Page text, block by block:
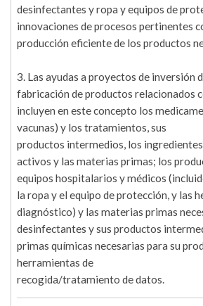
desinfectantes y ropa y equipos de
innovaciones de procesos pertinentes
producción eficiente de los productos
3. Las ayudas a proyectos de inversión
fabricación de productos relacionados
incluyen en este concepto los
vacunas) y los tratamientos, sus
productos intermedios, los
activos y las materias primas; los
equipos hospitalarios y médicos
la ropa y el equipo de protección, y las
diagnóstico) y las materias primas
desinfectantes y sus productos
primas químicas necesarias para su
herramientas de
recogida/tratamiento de datos.